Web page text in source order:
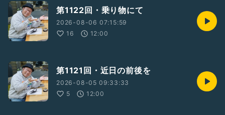
第1122回・乗り物にて
2026-08-06 07:15:59
16
12:00
第1121回・近日の前後を
2026-08-05 09:33:33
5
12:00